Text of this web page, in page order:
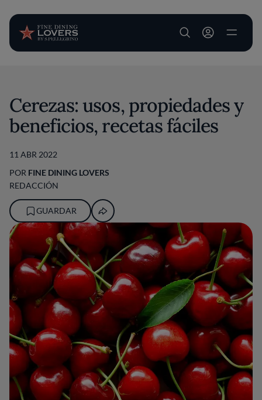
User account
Cerezas: usos, propiedades y
beneficios, recetas fáciles
11 ABR 2022
POR FINE DINING LOVERS
REDACCIÓN
GUARDAR